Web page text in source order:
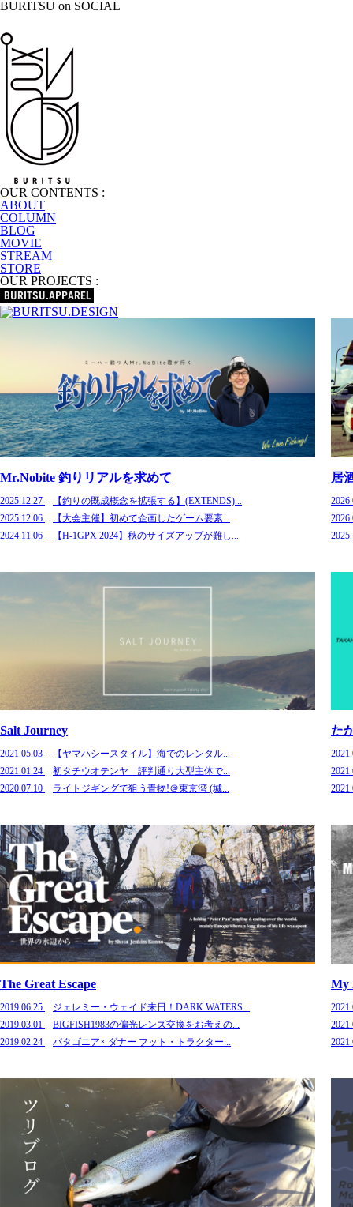
BURITSU on SOCIAL
OUR CONTENTS :
ABOUT
COLUMN
BLOG
MOVIE
STREAM
STORE
OUR PROJECTS :
Mr.Nobite 釣りリアルを求めて
2025.12.27
【釣りの既成概念を拡張する】(EXTENDS)...
2025.12.06
【大会主催】初めて企画したゲーム要素...
2024.11.06
【H-1GPX 2024】秋のサイズアップが難し...
居
Salt Journey
2021.05.03
【ヤマハシースタイル】海でのレンタル...
2021.01.24
初タチウオテンヤ 評判通り大型主体で...
2020.07.10
ライトジギングで狙う青物!＠東京湾 (城...
た
The Great Escape
2019.06.25
ジェレミー・ウェイド来日！DARK WATERS...
2019.03.01
BIGFISH1983の偏光レンズ交換をお考えの...
2019.02.24
パタゴニア× ダナー フット・トラクター...
My